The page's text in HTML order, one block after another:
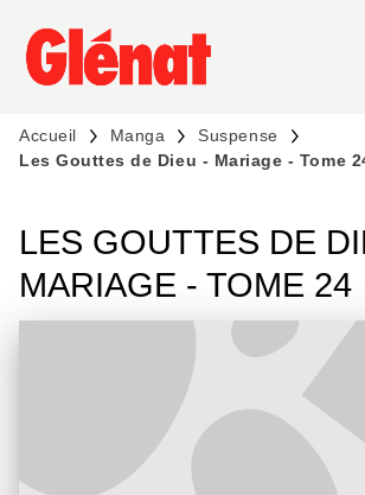
MENU RECHERCHE
PIED DE PAGE
Accueil Manga
Suspense
Les Gouttes de Dieu - Mariage - Tome
LES GOUTTES DE
MARIAGE - TOME 24